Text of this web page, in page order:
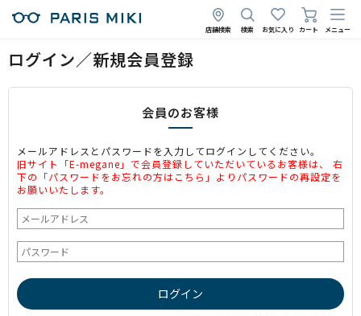
店舗検索 検索 お気に入り カート メニュー
ログイン／新規会員登録
会員のお客様
メールアドレスとパスワードを入力してログインしてください。
旧サイト「E-megane」で会員登録していただいているお客様は、 右
下の「パスワードをお忘れの方はこちら」よりパスワードの再設定を
お願いいたします。